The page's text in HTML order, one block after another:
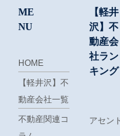
ME
NU
HOME
【軽井沢】不
動産会社一覧
不動産関連コ
【軽井
沢】不
動産会
社ラン
キング
アセン